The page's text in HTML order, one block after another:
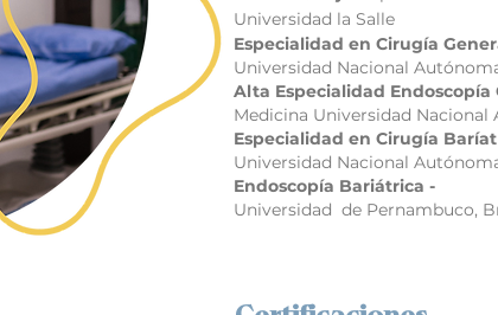
Universidad la Salle
Especialidad en Cirugía
Universidad Nacional
Alta Especialidad
Medicina Universidad Nacional
Especialidad en Cirugía
Universidad Nacional
Endoscopía Bariátrica -
Universidad de Pernambuco,